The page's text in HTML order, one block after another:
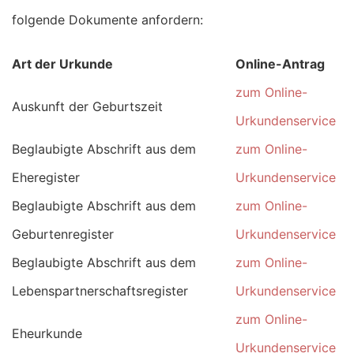
folgende Dokumente anfordern:
Art der Urkunde Online-Antrag
Auskunft der Geburtszeit
zum Online-
Urkundenservice
Beglaubigte Abschrift aus dem
Eheregister
zum Online-
Urkundenservice
Beglaubigte Abschrift aus dem
Geburtenregister
zum Online-
Urkundenservice
Beglaubigte Abschrift aus dem
Lebenspartnerschaftsregister
zum Online-
Urkundenservice
Eheurkunde
zum Online-
Urkundenservice